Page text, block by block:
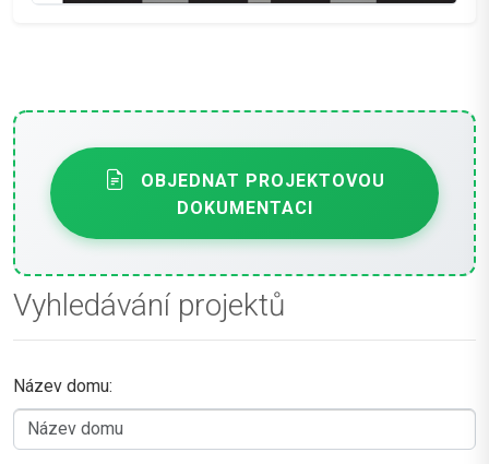
OBJEDNAT PROJEKTOVOU
DOKUMENTACI
Vyhledávání projektů
Název domu: